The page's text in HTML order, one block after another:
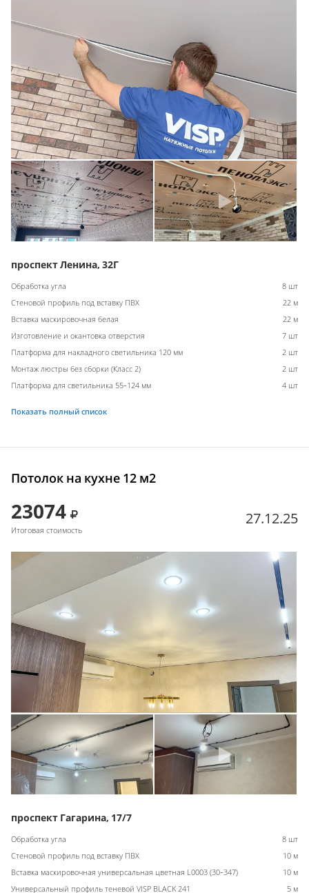
проспект Ленина, 32Г
Обработка угла
8 шт
Стеновой профиль под вставку ПВХ
22 м
Вставка маскировочная белая
22 м
Изготовление и окантовка отверстия
7 шт
Платформа для накладного светильника 120 мм
2 шт
Монтаж люстры без сборки (Класс 2)
2 шт
Платформа для светильника 55-124 мм
4 шт
Показать полный список
Потолок на кухне 12 м2
23074
Итоговая стоимость
27.12.25
проспект Гагарина, 17/7
Обработка угла
8 шт
Стеновой профиль под вставку ПВХ
10 м
Вставка маскировочная универсальная цветная L0003 (30-347)
10 м
Универсальный профиль теневой VISP BLACK 241
5 м